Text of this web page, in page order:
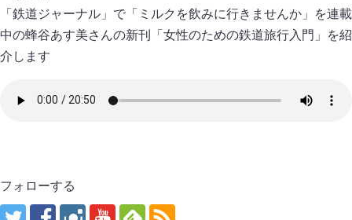
「鉄道ジャーナル」で「ミルクを飲みに行きませんか」を連載
中の蜂谷あす美さんの新刊「女性のための鉄道旅行入門」を紹
介します
フォローする